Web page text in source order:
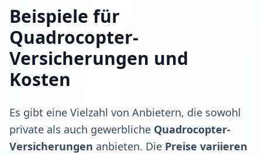
Beispiele für
Quadrocopter-
Versicherungen und
Kosten
Es gibt eine Vielzahl von Anbietern, die sowohl
private als auch gewerbliche Quadrocopter-
Versicherungen anbieten. Die Preise variieren